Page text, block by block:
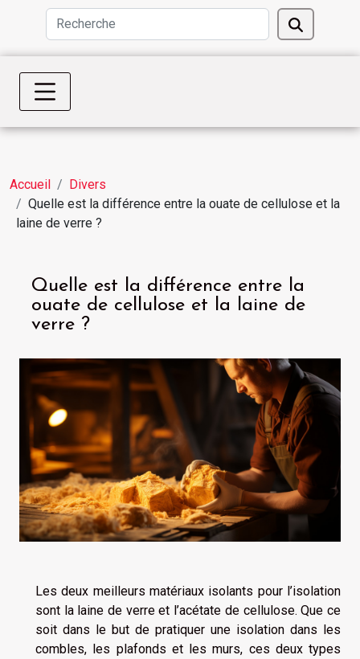
Accueil
Divers
Quelle est la différence entre la ouate de cellulose et la
laine de verre ?
Quelle est la différence entre la
ouate de cellulose et la laine de
verre ?
Les deux meilleurs matériaux isolants pour l’isolation
sont la laine de verre et l’acétate de cellulose. Que ce
soit dans le but de pratiquer une isolation dans les
combles, les plafonds et les murs, ces deux types